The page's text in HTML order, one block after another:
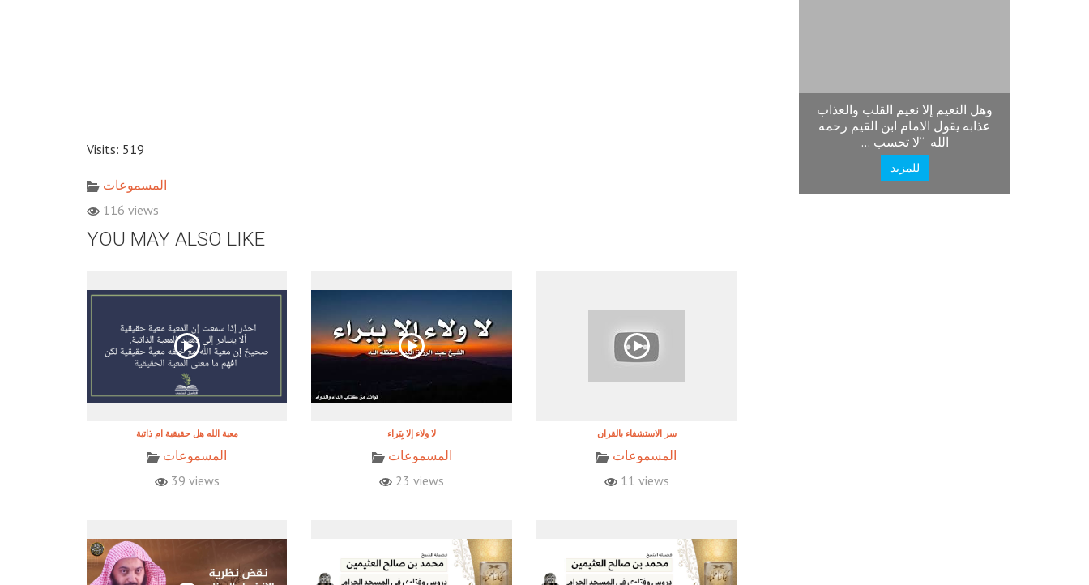
Visits: 519
المسموعات
116 views
YOU MAY ALSO LIKE
معية الله هل حقيقية ام ذاتية
المسموعات
39 views
المسموعات
23 views
سر الاستشفاء بالقران‎
المسموعات
11 views
وهل النعيم إلا نعيم القلب والعذاب
عذابه يقول الامام ابن القيم رحمه
الله “لا تحسب …
للمزيد